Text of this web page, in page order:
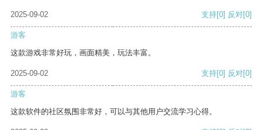
2025-09-02 支持[0] 反对[0]
游客
这款游戏非常好玩，画面精美，玩法丰富。
2025-09-02 支持[0] 反对[0]
游客
这款软件的社区氛围非常好，可以与其他用户交流学习心得。